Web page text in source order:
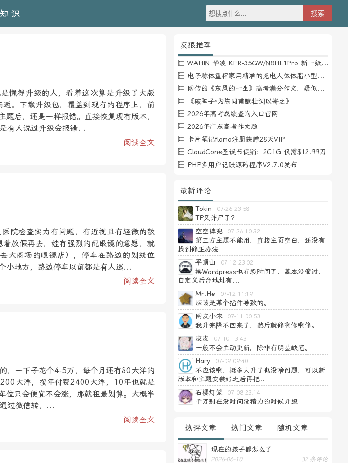
知识
懒得升级的人，看着这次算是升级了大版
。下载升级包，覆盖到现有的程序上，前
后，还是一样报错。直接恢复现有版本，
有人说过升级会报错...
阅读全文
院检查实力有问题，有近视且有轻微的散
放假再去，娃有强烈的配眼镜的意愿，就
大商场的眼镜店），停车在路边的划线位
小地方，路边停车以前都是有人巡...
阅读全文
，一下子花个4-5万，每个月还有80大洋的
大洋，按年付费2400大洋，10年也就是
只会便宜不会涨，那就租最划算。大概半
过微信转，...
阅读全文
灰狼推荐
WAHIN 华凌 KFR-35GW/N8HL1Pro 新一级能效 壁挂式空调 1.5匹
电子称体重秤家用精准的充电人体体脂小型称重支持HUAWEI HiLink
网传的《东风的一生》高考满分作文，疑似自媒体或其他渠道炒作
《破阵子·为陈同甫赋壮词以寄之》
2026年高考成绩查询入口官网
2026年广东高考作文题
卡片笔记flomo注册获赠28天VIP
CloudCone圣诞节促销：2C1G 仅需$12.99刀
PHP多用户记账源码程序V2.7.0发布
最新评论
Tokin 07-26 23:58
TP又诈尸了？
空空裤兜
07-26 10:32
第三方主题不能用，直接主页空白，还没有
找到修正办法
平顶山
07-12 23:02
换Wordpress也有段时间了，基本没管过，
自定义后台地址有...
Mr.He
07-12 11:19
应该是某个插件导致的。
网友小宋
07-11 00:53
我升完降不回来了，然后就修啊修啊修。
皮皮
07-10 13:43
一般不会主动更新，除非有明显缺陷。
Hary
07-09 09:40
不应该啊，挺多人升了也没啥问题，可以新
版本和主题安装好之后再把...
石樱灯笼
07-08 23:14
千万别在没时间没精力的时候升级
热评文章 热门文章 随机文章
现在的孩子都怎么了
2026-06-10 32 条评论